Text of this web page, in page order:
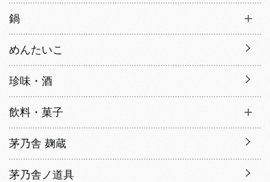
鍋
めんたいこ
珍味・酒
飲料・菓子
茅乃舎 麹蔵
茅乃舎ノ道具